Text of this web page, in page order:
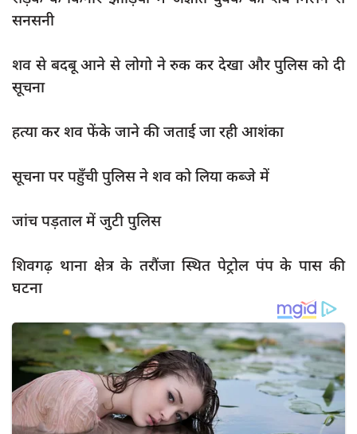
खेल
प्रशासनिक
editors-pick
Login
Register
सनसनी
शव से बदबू आने से लोगो ने रुक कर देखा और पुलिस को दी
सूचना
हत्या कर शव फेंके जाने की जताई जा रही आशंका
सूचना पर पहुँची पुलिस ने शव को लिया कब्जे में
जांच पड़ताल में जुटी पुलिस
शिवगढ़ थाना क्षेत्र के तरौंजा स्थित पेट्रोल पंप के पास की
घटना